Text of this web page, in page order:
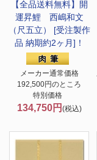
【全品送料無料】 開
運昇鯉 西嶋和文
（尺五立） [受注製作
品 納期約2ヶ月]！
メーカー通常価格
192,500円のところ
特別価格
134,750円 (税込)